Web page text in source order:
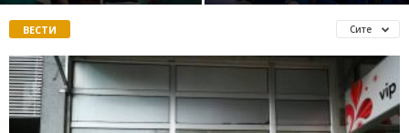
ВЕСТИ Сите